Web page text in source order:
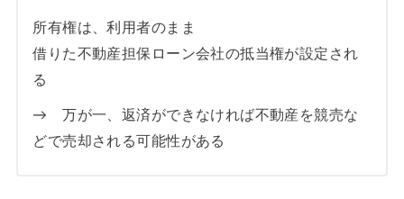
所有権は、利用者のまま
借りた不動産担保ローン会社の抵当権が設定され
る
→ 万が一、返済ができなければ不動産を競売な
どで売却される可能性がある